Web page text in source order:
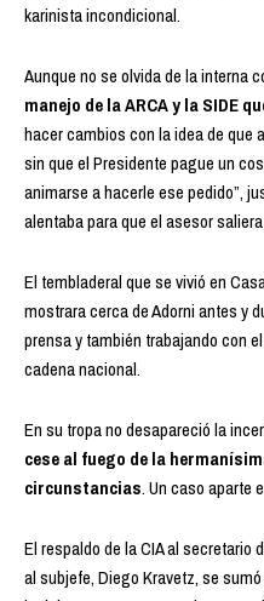
karinista incondicional.
Aunque no se olvida de la interna
manejo de la ARCA y la SIDE
hacer cambios con la idea de que
sin que el Presidente pague un
animarse a hacerle ese pedido”,
alentaba para que el asesor
El tembladeral que se vivió en
mostrara cerca de Adorni antes y
prensa y también trabajando con
cadena nacional.
En su tropa no desapareció la
cese al fuego de la
circunstancias. Un caso aparte
El respaldo de la CIA al secretario
al subjefe, Diego Kravetz, se